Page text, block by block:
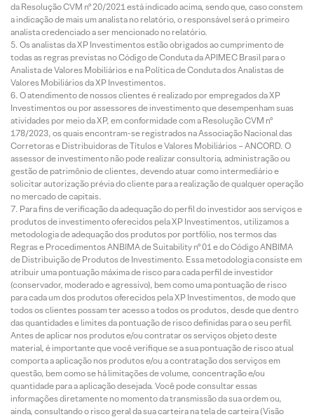
da Resolução CVM nº 20/2021 está indicado acima, sendo que, caso constem
a indicação de mais um analista no relatório, o responsável será o primeiro
analista credenciado a ser mencionado no relatório.
Os analistas da XP Investimentos estão obrigados ao cumprimento de
todas as regras previstas no Código de Conduta da APIMEC Brasil para o
Analista de Valores Mobiliários e na Política de Conduta dos Analistas de
Valores Mobiliários da XP Investimentos.
O atendimento de nossos clientes é realizado por empregados da XP
Investimentos ou por assessores de investimento que desempenham suas
atividades por meio da XP, em conformidade com a Resolução CVM nº
178/2023, os quais encontram-se registrados na Associação Nacional das
Corretoras e Distribuidoras de Títulos e Valores Mobiliários – ANCORD. O
assessor de investimento não pode realizar consultoria, administração ou
gestão de patrimônio de clientes, devendo atuar como intermediário e
solicitar autorização prévia do cliente para a realização de qualquer operação
no mercado de capitais.
Para fins de verificação da adequação do perfil do investidor aos serviços e
produtos de investimento oferecidos pela XP Investimentos, utilizamos a
metodologia de adequação dos produtos por portfólio, nos termos das
Regras e Procedimentos ANBIMA de Suitability nº 01 e do Código ANBIMA
de Distribuição de Produtos de Investimento. Essa metodologia consiste em
atribuir uma pontuação máxima de risco para cada perfil de investidor
(conservador, moderado e agressivo), bem como uma pontuação de risco
para cada um dos produtos oferecidos pela XP Investimentos, de modo que
todos os clientes possam ter acesso a todos os produtos, desde que dentro
das quantidades e limites da pontuação de risco definidas para o seu perfil.
Antes de aplicar nos produtos e/ou contratar os serviços objeto deste
material, é importante que você verifique se a sua pontuação de risco atual
comporta a aplicação nos produtos e/ou a contratação dos serviços em
questão, bem como se há limitações de volume, concentração e/ou
quantidade para a aplicação desejada. Você pode consultar essas
informações diretamente no momento da transmissão da sua ordem ou,
ainda, consultando o risco geral da sua carteira na tela de carteira (Visão